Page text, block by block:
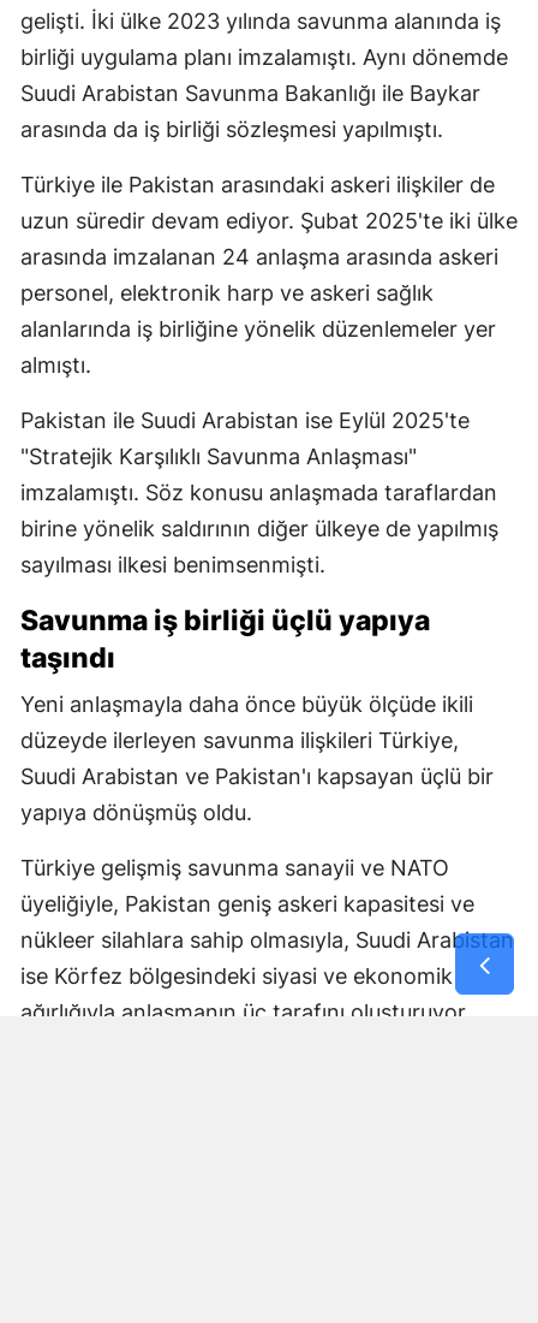
gelişti. İki ülke 2023 yılında savunma alanında iş
birliği uygulama planı imzalamıştı. Aynı dönemde
Suudi Arabistan Savunma Bakanlığı ile Baykar
arasında da iş birliği sözleşmesi yapılmıştı.
Türkiye ile Pakistan arasındaki askeri ilişkiler de
uzun süredir devam ediyor. Şubat 2025'te iki ülke
arasında imzalanan 24 anlaşma arasında askeri
personel, elektronik harp ve askeri sağlık
alanlarında iş birliğine yönelik düzenlemeler yer
almıştı.
Pakistan ile Suudi Arabistan ise Eylül 2025'te
"Stratejik Karşılıklı Savunma Anlaşması"
imzalamıştı. Söz konusu anlaşmada taraflardan
birine yönelik saldırının diğer ülkeye de yapılmış
sayılması ilkesi benimsenmişti.
Savunma iş birliği üçlü yapıya
taşındı
Yeni anlaşmayla daha önce büyük ölçüde ikili
düzeyde ilerleyen savunma ilişkileri Türkiye,
Suudi Arabistan ve Pakistan'ı kapsayan üçlü bir
yapıya dönüşmüş oldu.
Türkiye gelişmiş savunma sanayii ve NATO
üyeliğiyle, Pakistan geniş askeri kapasitesi ve
nükleer silahlara sahip olmasıyla, Suudi Arabistan
ise Körfez bölgesindeki siyasi ve ekonomik
ağırlığıyla anlaşmanın üç tarafını oluşturuyor.